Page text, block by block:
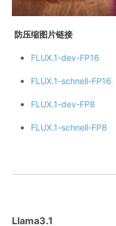
防压缩图片链接
FLUX.1-dev-FP16
FLUX.1-schnell-FP16
FLUX.1-dev-FP8
FLUX.1-schnell-FP8
Llama3.1